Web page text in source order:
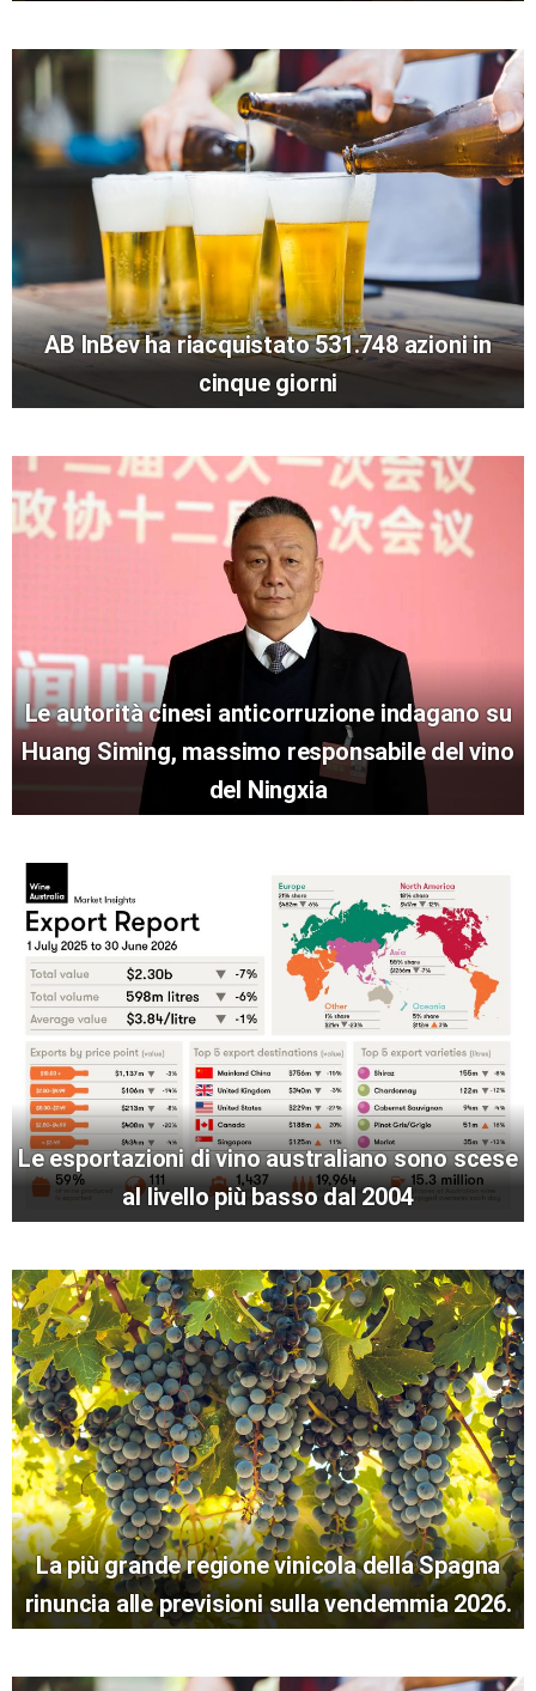
AB InBev ha riacquistato 531.748 azioni in
cinque giorni
Le autorità cinesi anticorruzione indagano su
Huang Siming, massimo responsabile del vino
del Ningxia
Le esportazioni di vino australiano sono scese
al livello più basso dal 2004
La più grande regione vinicola della Spagna
rinuncia alle previsioni sulla vendemmia 2026.